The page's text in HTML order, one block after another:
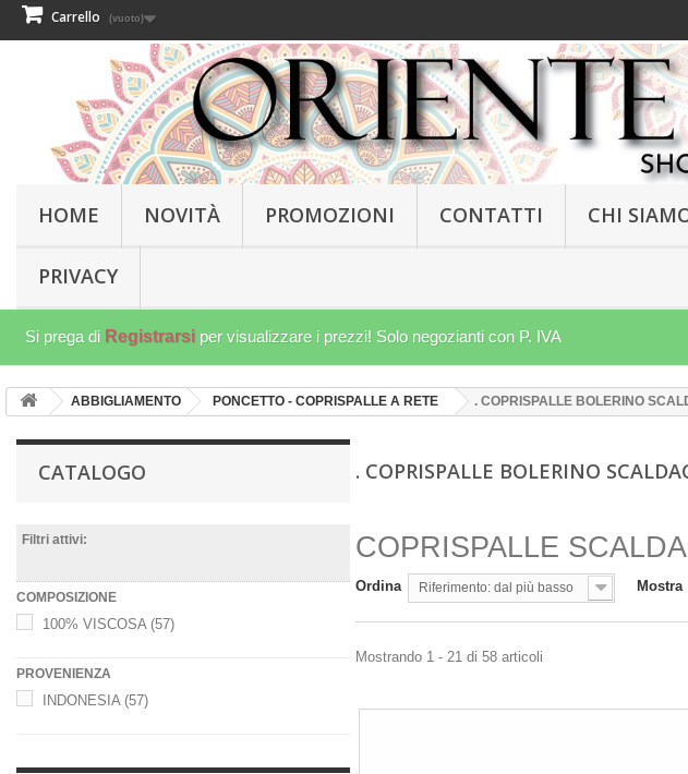
Carrello (vuoto)
HOME NOVITÀ PROMOZIONI CONTATTI CHI
PRIVACY
Si prega di Registrarsi per visualizzare i prezzi! Solo negozianti con P. IVA
ABBIGLIAMENTO PONCETTO - COPRISPALLE A RETE . COPRISPALLE BOLERINO
CATALOGO
Filtri attivi:
COMPOSIZIONE
100% VISCOSA(57)
PROVENIENZA
INDONESIA(57)
. COPRISPALLE BOLERINO
COPRISPALLE
Ordina Riferimento: dal più basso Mostra
Mostrando 1 - 21 di 58 articoli